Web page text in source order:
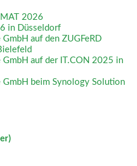
2026
in Düsseldorf
auf den ZUGFeRD
auf der IT.CON 2025 in
beim Synology Solution